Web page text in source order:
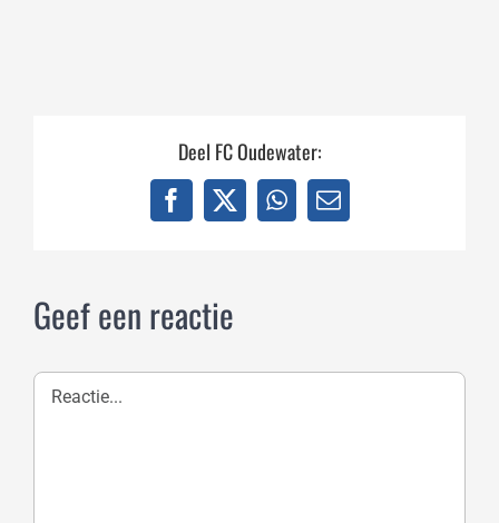
Deel FC Oudewater:
Facebook
X WhatsApp
E-
Geef een reactie
Reactie